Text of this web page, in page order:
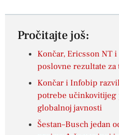
Pročitajte još:
Končar, Ericsson NT
poslovne rezultate
Končar i Infobip
potrebe učinkovitijeg
globalnoj javnosti
Šestan–Busch jedan